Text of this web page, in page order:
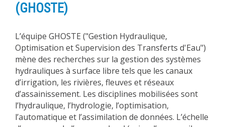
(GHOSTE)
L’équipe GHOSTE ("Gestion Hydraulique,
Optimisation et Supervision des Transferts d'Eau")
mène des recherches sur la gestion des systèmes
hydrauliques à surface libre tels que les canaux
d’irrigation, les rivières, fleuves et réseaux
d’assainissement. Les disciplines mobilisées sont
l’hydraulique, l’hydrologie, l’optimisation,
l’automatique et l’assimilation de données. L’échelle